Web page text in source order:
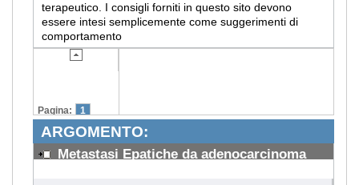
terapeutico. I consigli forniti in questo sito devono
essere intesi semplicemente come suggerimenti di
comportamento
Pagina: 1
ARGOMENTO:
Metastasi Epatiche da adenocarcinoma